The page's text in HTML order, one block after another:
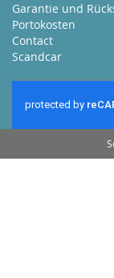
Garantie und
Portokosten
Contact
Scandcar